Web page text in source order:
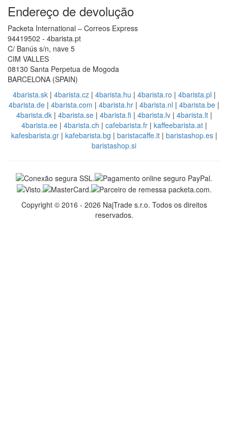
Endereço de devolução
Packeta International – Correos Express
94419502 - 4barista.pt
C/ Banús s/n, nave 5
CIM VALLES
08130 Santa Perpetua de Mogoda
BARCELONA (SPAIN)
4barista.sk| 4barista.cz| 4barista.hu | 4barista.ro | 4barista.pl |
4barista.de | 4barista.com | 4barista.hr | 4barista.nl | 4barista.be |
4barista.dk| 4barista.se| 4barista.fi| 4barista.lv| 4barista.lt|
4barista.ee| 4barista.ch | cafebarista.fr| kaffeebarista.at|
kafesbarista.gr| kafebarista.bg | baristacaffe.it| baristashop.es|
baristashop.si
Copyright © 2016 - 2026 NajTrade s.r.o. Todos os direitos
reservados.